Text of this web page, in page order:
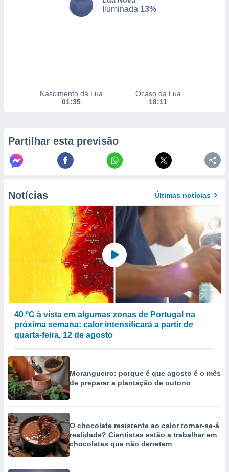
de dados
fontes,
através
estudos
de
1199
Iluminada 13%
Nascimento da Lua
01:35
Ocaso da Lua
18:11
Partilhar esta previsão
Notícias Últimas notícias
40 ºC à vista em algumas zonas de Portugal na
próxima semana: calor intensificará a partir de
quarta-feira, 12 de agosto
Morangueiro: porque é que agosto é o mês
de preparar a plantação de outono
O chocolate resistente ao calor tornar-se-á
realidade? Cientistas estão a trabalhar em
chocolates que não derretem